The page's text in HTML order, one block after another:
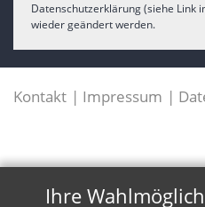
Datenschutzerklärung (siehe Link
wieder geändert werden.
Kontakt Impressum
Ihre